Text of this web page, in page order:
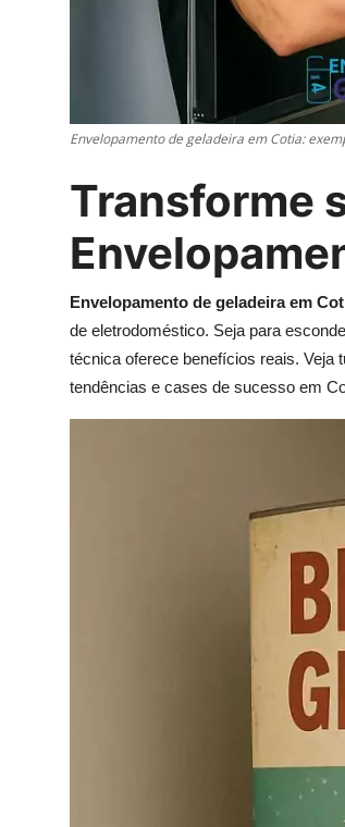
Envelopamento de geladeira em Cotia:
Transforme
Envelopamento de geladeira em
de eletrodoméstico. Seja para
técnica oferece benefícios reais. Veja
tendências e cases de sucesso em